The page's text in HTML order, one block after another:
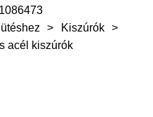
> Kiszúrók >
acél kiszúrók